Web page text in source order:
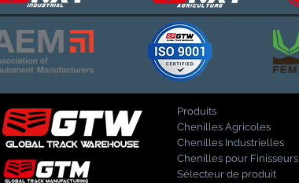
Produits
Chenilles Agricoles
Chenilles Industrielles
Chenilles pour Finisseurs
Sélecteur de produit